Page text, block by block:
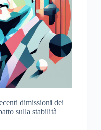
dimissioni dei
sulla stabilità